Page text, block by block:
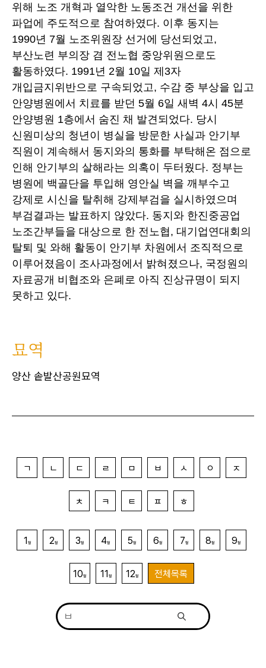
위해 노조 개혁과 열악한 노동조건 개선을 위한
파업에 주도적으로 참여하였다. 이후 동지는
1990년 7월 노조위원장 선거에 당선되었고,
부산노련 부의장 겸 전노협 중앙위원으로도
활동하였다. 1991년 2월 10일 제3자
개입금지위반으로 구속되었고, 수감 중 부상을 입고
안양병원에서 치료를 받던 5월 6일 새벽 4시 45분
안양병원 1층에서 숨진 채 발견되었다. 당시
신원미상의 청년이 병실을 방문한 사실과 안기부
직원이 계속해서 동지와의 통화를 부탁해온 점으로
인해 안기부의 살해라는 의혹이 두터웠다. 정부는
병원에 백골단을 투입해 영안실 벽을 깨부수고
강제로 시신을 탈취해 강제부검을 실시하였으며
부검결과는 발표하지 않았다. 동지와 한진중공업
노조간부들을 대상으로 한 전노협, 대기업연대회의
탈퇴 및 와해 활동이 안기부 차원에서 조직적으로
이루어졌음이 조사과정에서 밝혀졌으나, 국정원의
자료공개 비협조와 은폐로 아직 진상규명이 되지
못하고 있다.
묘역
양산 솥발산공원묘역
ㄱ ㄴ ㄷ ㄹ ㅁ ㅂ ㅅ ㅇ ㅈ
ㅊ ㅋ ㅌ ㅍ ㅎ
1 월 2월 3월 4월 5월 6월 7월 8월 9월
10월 11 월 12월 전체목록